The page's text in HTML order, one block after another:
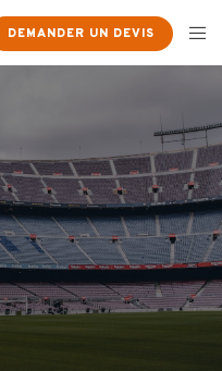
DEMANDER UN DEVIS ×